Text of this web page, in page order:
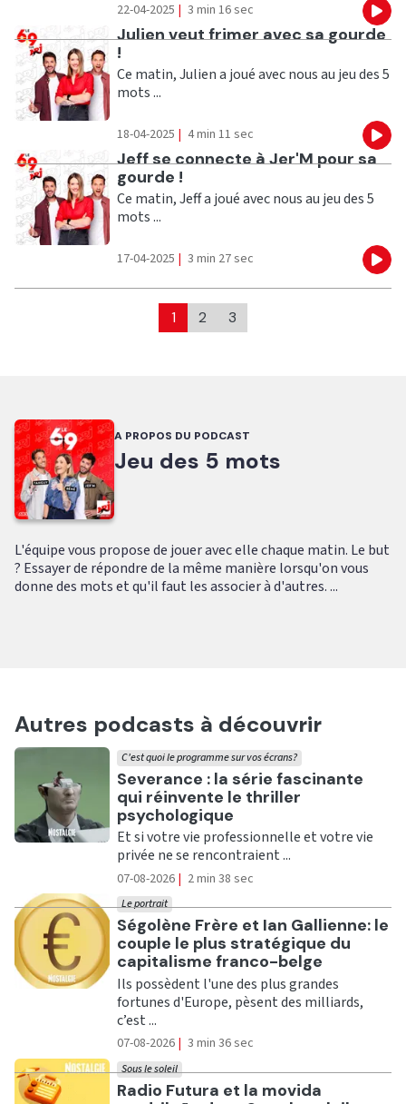
22-04-2025 | 3 min 16 sec
Ecouter
Julien veut frimer avec sa gourde
!
Ce matin, Julien a joué avec nous au jeu des 5
mots ...
18-04-2025 | 4 min 11 sec
Ecouter
Jeff se connecte à Jer'M pour sa
gourde !
Ce matin, Jeff a joué avec nous au jeu des 5
mots ...
17-04-2025 | 3 min 27 sec
1 2 3
A PROPOS DU PODCAST
Jeu des 5 mots
L'équipe vous propose de jouer avec elle chaque matin. Le but
? Essayer de répondre de la même manière lorsqu'on vous
donne des mots et qu'il faut les associer à d'autres. ...
Autres podcasts à découvrir
Ecouter
Severance : la série fascinante
qui réinvente le thriller
psychologique
C'est quoi le programme sur vos écrans?
Et si votre vie professionnelle et votre vie
privée ne se rencontraient ...
07-08-2026 | 2 min 38 sec
Ecouter
Ségolène Frère et Ian Gallienne: le
couple le plus stratégique du
capitalisme franco-belge
Le portrait
Ils possèdent l'une des plus grandes
fortunes d'Europe, pèsent des milliards,
c’est ...
07-08-2026 | 3 min 36 sec
Ecouter
Radio Futura et la movida
Sous le soleil